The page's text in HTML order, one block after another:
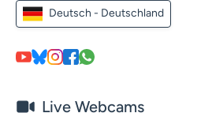
Deutsch - Deutschland
Live Webcams